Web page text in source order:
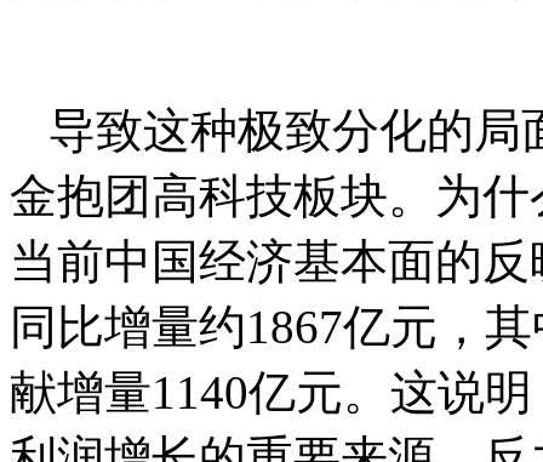
导致这种极致分化的局
金抱团高科技板块。为
当前中国经济基本面的
同比增量约1867亿元，
献增量1140亿元。这说